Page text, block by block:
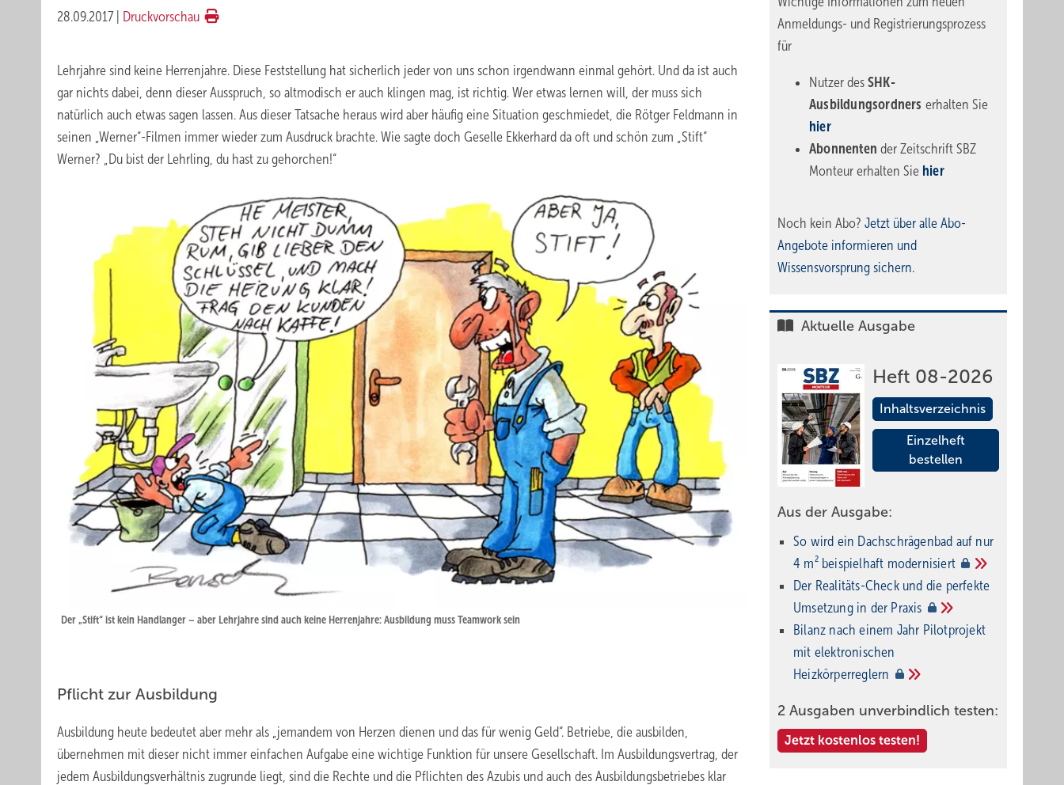
28.09.2017
Druckvorschau
Lehrjahre sind keine Herrenjahre. Diese Feststellung hat sicherlich jeder von uns schon irgendwann einmal gehört. Und da ist auch
gar nichts dabei, denn dieser Ausspruch, so altmodisch er auch klingen mag, ist richtig. Wer etwas lernen will, der muss sich
natürlich auch etwas sagen lassen. Aus dieser Tatsache heraus wird aber häufig eine Situation geschmiedet, die Rötger Feldmann in
seinen „Werner“-Filmen immer wieder zum Ausdruck brachte. Wie sagte doch Geselle Ekkerhard da oft und schön zum „Stift“
Werner? „Du bist der Lehrling, du hast zu gehorchen!“
Der „Stift“ ist kein Handlanger – aber Lehrjahre sind auch keine Herrenjahre: Ausbildung muss Teamwork sein
Pflicht zur Ausbildung
Ausbildung heute bedeutet aber mehr als „jemandem von Herzen dienen und das für wenig Geld“. Betriebe, die ausbilden,
übernehmen mit dieser nicht immer einfachen Aufgabe eine wichtige Funktion für unsere Gesellschaft. Im Ausbildungsvertrag, der
jedem Ausbildungsverhältnis zugrunde liegt, sind die Rechte und die Pflichten des Azubis und auch des Ausbildungsbetriebes klar
Anmeldungs- und Registrierungsprozess
für
Nutzer des SHK-
Ausbildungsordners erhalten Sie
hier
Abonnentender Zeitschrift SBZ
Monteur erhalten Sie hier
Noch kein Abo? Jetzt über alle Abo-
Angebote informieren und
Wissensvorsprung sichern.
Aktuelle Ausgabe
Heft 08-2026
Inhaltsverzeichnis
Einzelheft
bestellen
Aus der Ausgabe:
So wird ein Dach­schrägenbad auf nur
4 m² beispielhaft modernisiert
Der Realitäts-Check und die perfekte
Umsetzung in der Praxis
Bilanz nach einem Jahr Pilotprojekt
mit elektronischen
Heizkörperreglern
2 Ausgaben unverbindlich testen:
Jetzt kostenlos testen!